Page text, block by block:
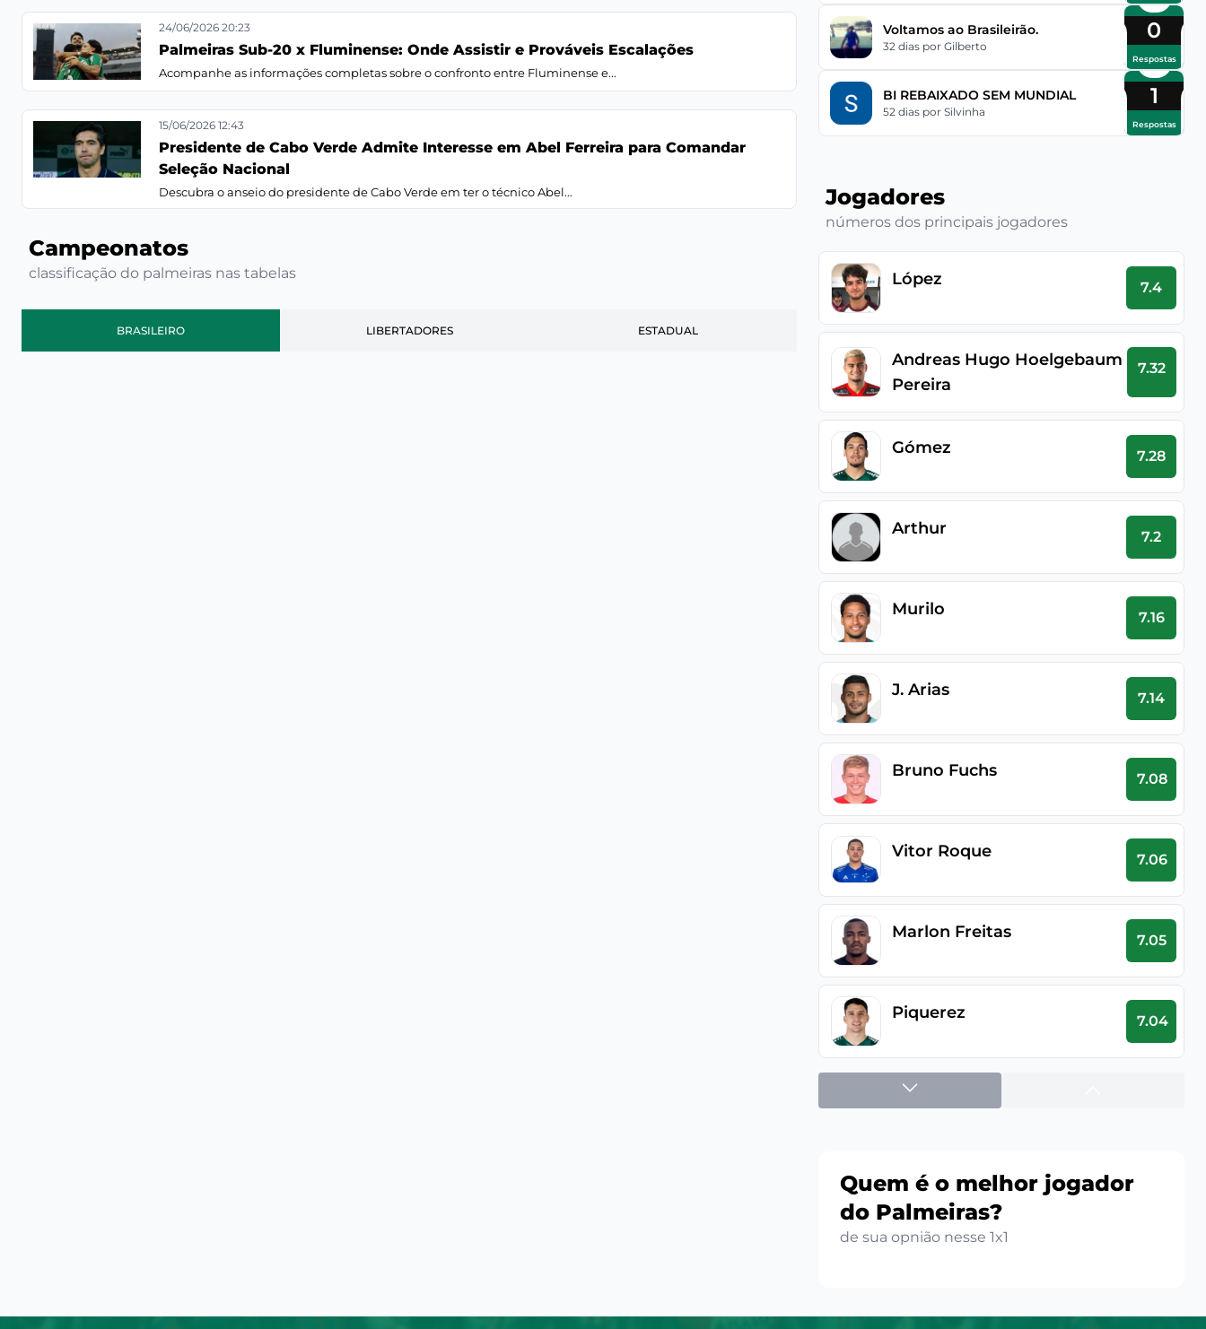
24/06/2026 20:23
Palmeiras Sub-20 x Fluminense: Onde Assistir e Prováveis Escalações
Acompanhe as informações completas sobre o confronto entre Fluminense e...
15/06/2026 12:43
Presidente de Cabo Verde Admite Interesse em Abel Ferreira para Comandar
Seleção Nacional
Descubra o anseio do presidente de Cabo Verde em ter o técnico Abel...
Campeonatos
classificação do palmeiras nas tabelas
BRASILEIRO LIBERTADORES ESTADUAL
Voltamos ao Brasileirão.
32 dias por Gilberto
0
Respostas
BI REBAIXADO SEM MUNDIAL
52 dias por Silvinha
1
Respostas
Jogadores
números dos principais jogadores
López 7.4
Andreas Hugo Hoelgebaum
Pereira
7.32
Gómez 7.28
Arthur 7.2
Murilo 7.16
J. Arias 7.14
Bruno Fuchs 7.08
Vitor Roque 7.06
Marlon Freitas 7.05
Piquerez 7.04
Carlos Miguel dos Santos
Maurício
Quem é o melhor jogador
do Palmeiras?
de sua opnião nesse 1x1